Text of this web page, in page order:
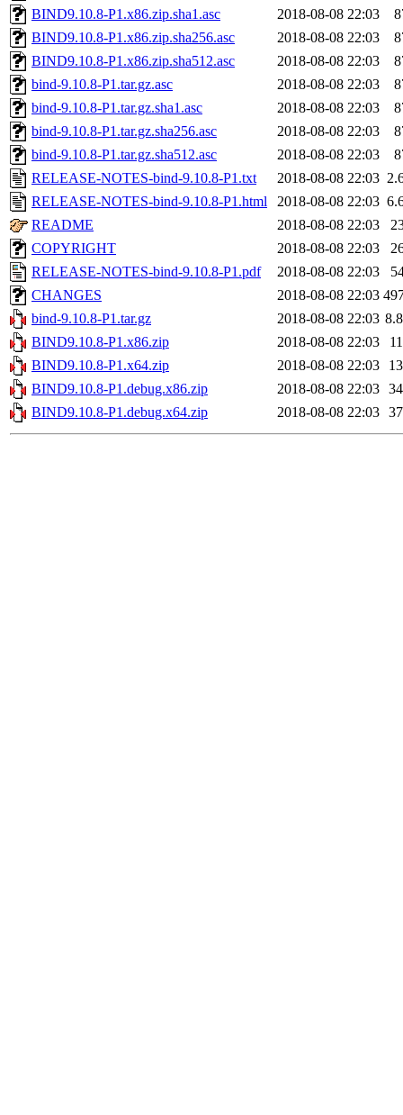
BIND9.10.8-P1.x86.zip.sha1.asc
2018-08-08 22:03
BIND9.10.8-P1.x86.zip.sha256.asc
2018-08-08 22:03
BIND9.10.8-P1.x86.zip.sha512.asc
2018-08-08 22:03
bind-9.10.8-P1.tar.gz.asc
2018-08-08 22:03
bind-9.10.8-P1.tar.gz.sha1.asc
2018-08-08 22:03
bind-9.10.8-P1.tar.gz.sha256.asc
2018-08-08 22:03
bind-9.10.8-P1.tar.gz.sha512.asc
2018-08-08 22:03
RELEASE-NOTES-bind-9.10.8-P1.txt
2018-08-08 22:03
RELEASE-NOTES-bind-9.10.8-P1.html
2018-08-08 22:03
README
2018-08-08 22:03
COPYRIGHT
2018-08-08 22:03
RELEASE-NOTES-bind-9.10.8-P1.pdf
2018-08-08 22:03
CHANGES
2018-08-08 22:03
bind-9.10.8-P1.tar.gz
2018-08-08 22:03
BIND9.10.8-P1.x86.zip
2018-08-08 22:03
BIND9.10.8-P1.x64.zip
2018-08-08 22:03
BIND9.10.8-P1.debug.x86.zip
2018-08-08 22:03
BIND9.10.8-P1.debug.x64.zip
2018-08-08 22:03